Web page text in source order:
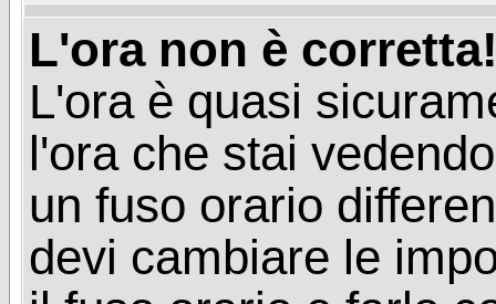
L'ora non è
L'ora è quasi
l'ora che stai
un fuso orario
devi cambiare le